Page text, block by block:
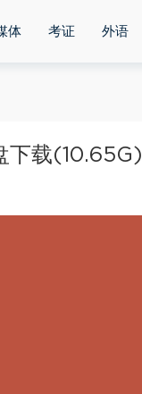
体 考证 外语
下载(10.65G)